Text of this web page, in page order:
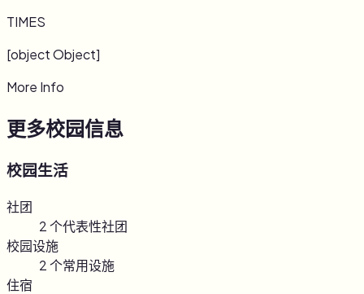
TIMES
[object Object]
More Info
更多校园信息
校园生活
社团
2 个代表性社团
校园设施
2 个常用设施
住宿